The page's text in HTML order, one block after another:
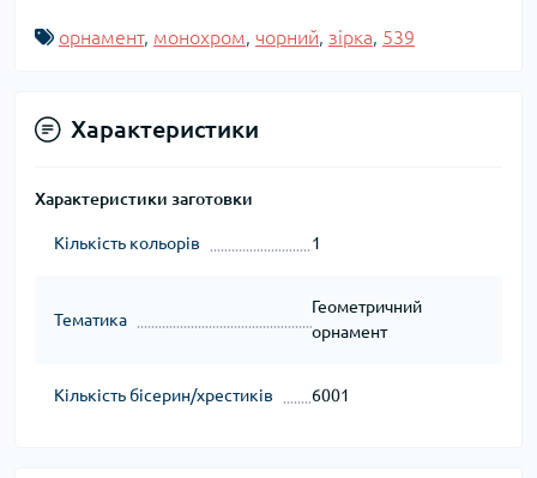
орнамент, монохром, чорний, зірка, 539
Характеристики
Характеристики заготовки
Кількість кольорів 1
Тематика
Геометричний
орнамент
Кількість бісерин/хрестиків 6001